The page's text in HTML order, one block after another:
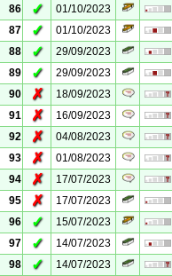
86
✓ 01/10/2023
87
✓ 01/10/2023
88
✓ 29/09/2023
89
✓ 29/09/2023
90
✗ 18/09/2023
91
✗ 16/09/2023
92
✗ 04/08/2023
93
✗ 01/08/2023
94
✗ 17/07/2023
95
✗ 17/07/2023
96
✓ 15/07/2023
97
✓ 14/07/2023
98
✓ 14/07/2023